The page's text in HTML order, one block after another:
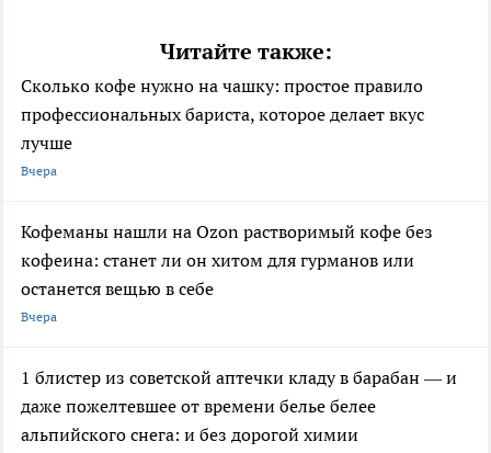
Читайте также:
Сколько кофе нужно на чашку: простое правило
профессиональных бариста, которое делает вкус
лучше
Вчера
Кофеманы нашли на Ozon растворимый кофе без
кофеина: станет ли он хитом для гурманов или
останется вещью в себе
Вчера
1 блистер из советской аптечки кладу в барабан — и
даже пожелтевшее от времени белье белее
альпийского снега: и без дорогой химии